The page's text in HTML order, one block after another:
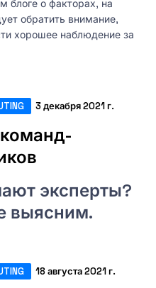
блоге о факторах, на
обратить внимание,
хорошее наблюдение за
3 декабря 2021 г.
эксперты?
выясним.
18 августа 2021 г.